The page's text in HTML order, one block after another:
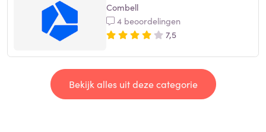
Combell
4 beoordelingen
7,5
Bekijk alles uit deze categorie